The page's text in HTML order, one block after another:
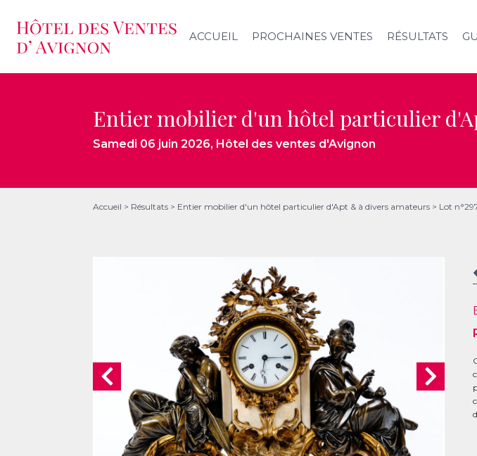
ACCUEIL PROCHAINES VENTES RÉSULTATS
Entier mobilier d'un hôtel particulier
Samedi 06 juin 2026, Hôtel des ventes d'Avignon
Accueil > Résultats > Entier mobilier d'un hôtel particulier d'Apt & à divers amateurs > Lot